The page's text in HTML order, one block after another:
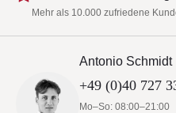
Mehr als 10.000 zufriedene
Antonio Schmidt
+49 (0)40 727
Mo–So: 08:00–21:00